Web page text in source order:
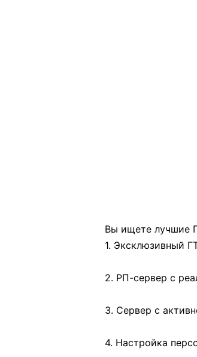
Вы ищете лучшие
1. Эксклюзивный
2. РП-сервер с
3. Сервер с
4. Настройка